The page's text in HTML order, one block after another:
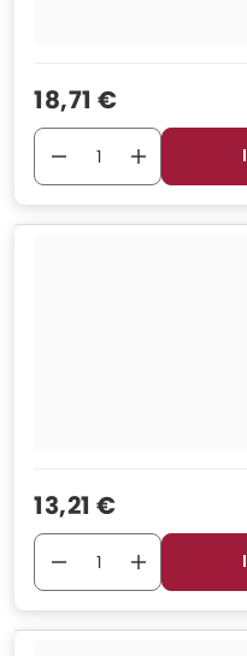
Verkaufspreis
18,71 €
Verkaufspreis
13,21 €